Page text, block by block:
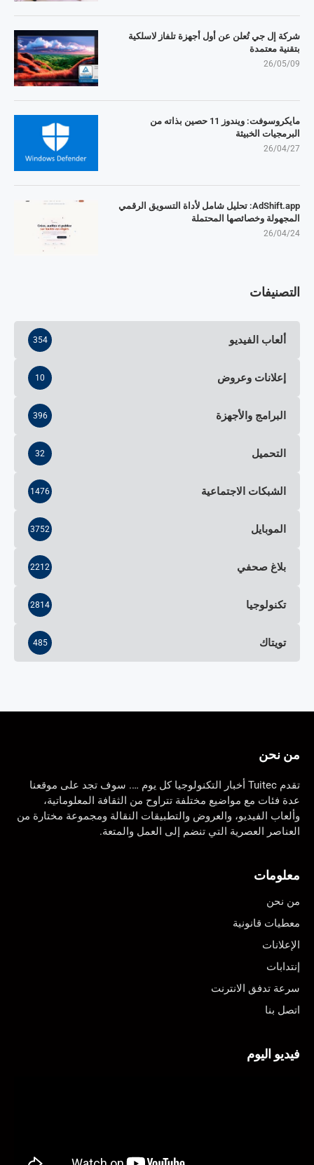
شركة إل جي تُعلن عن أول أجهزة تلفاز لاسلكية
بتقنية معتمدة
26/05/09
مايكروسوفت: ويندوز 11 حصين بذاته من
البرمجيات الخبيثة
26/04/27
AdShift.app: تحليل شامل لأداة التسويق الرقمي
المجهولة وخصائصها المحتملة
26/04/24
التصنيفات
ألعاب الفيديو 354
إعلانات وعروض 10
البرامج والأجهزة 396
التحميل 32
الشبكات الاجتماعية 1476
الموبايل 3752
بلاغ صحفي 2212
تكنولوجيا 2814
تويتاك 485
من نحن
تقدم Tuitec أخبار التكنولوجيا كل يوم …. سوف تجد على موقعنا
عدة فئات مع مواضيع مختلفة تتراوح من الثقافة المعلوماتية،
وألعاب الفيديو، والعروض والتطبيقات النقالة ومجموعة مختارة من
العناصر العصرية التي تنضم إلى العمل والمتعة.
معلومات
من نحن
معطيات قانونية
الإعلانات
إنتدابات
سرعة تدفق الانترنت
اتصل بنا
فيديو اليوم